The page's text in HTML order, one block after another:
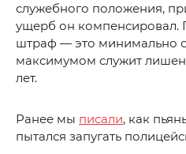
служебного положения,
ущерб он компенсировал.
штраф — это минимально
максимумом служит
лет.
Ранее мы писали, как
пытался запугать